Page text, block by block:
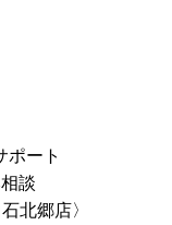
ポート
談
北郷店〉